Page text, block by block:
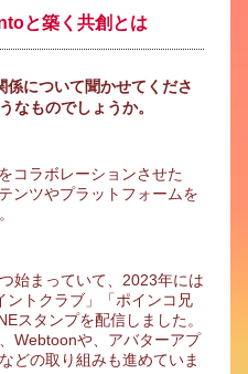
と築く共創とは
について聞かせてくださ
なものでしょうか。
コラボレーションさせた
ンツやプラットフォームを
始まっていて、2023年には
ントクラブ」「ポインコ兄
スタンプを配信しました。
Webtoonや、アバターアプ
どの取り組みも進めていま